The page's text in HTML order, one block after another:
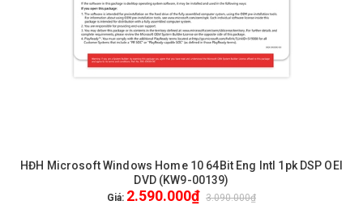
HĐH Microsoft Windows Home 10 64Bit Eng Intl 1pk DSP OEI
DVD (KW9-00139)
Giá: 2.590.000₫ 3.090.000₫